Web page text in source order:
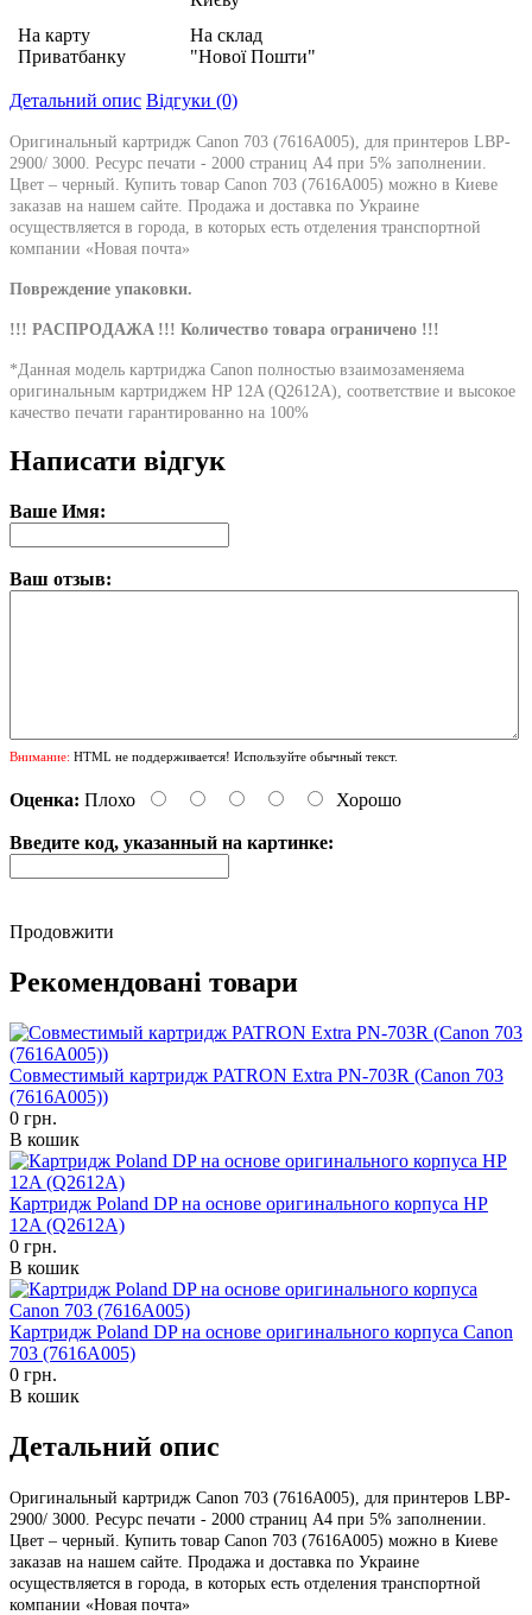
На карту
Приватбанку
На склад
"Нової Пошти"
Детальний опис Відгуки (0)
Оригинальный картридж Canon 703 (7616A005), для принтеров LBP-
2900/ 3000. Ресурс печати - 2000 страниц А4 при 5% заполнении.
Цвет – черный. Купить товар Canon 703 (7616A005) можно в Киеве
заказав на нашем сайте. Продажа и доставка по Украине
осуществляется в города, в которых есть отделения транспортной
компании «Новая почта»
Повреждение упаковки.
!!! PACПPOДAЖA !!! Количество товара ограничено !!!
*Данная модель картриджа Canon полностью взаимозаменяема
оригинальным картриджем HP 12A (Q2612A), соответствие и высокое
качество печати гарантированно на 100%
Написати відгук
Ваше Имя:
Ваш отзыв:
Внимание: HTML не поддерживается! Используйте обычный текст.
Оценка: Плохо Хорошо
Введите код, указанный на картинке:
Продовжити
Рекомендовані товари
Совместимый картридж PATRON Extra PN-703R (Canon 703
(7616A005))
0 грн.
В кошик
Картридж Poland DP на основе оригинального корпуса HP
12A (Q2612A)
0 грн.
В кошик
Картридж Poland DP на основе оригинального корпуса Canon
703 (7616A005)
0 грн.
В кошик
Детальний опис
Оригинальный картридж Canon 703 (7616A005), для принтеров LBP-
2900/ 3000. Ресурс печати - 2000 страниц А4 при 5% заполнении.
Цвет – черный. Купить товар Canon 703 (7616A005) можно в Киеве
заказав на нашем сайте. Продажа и доставка по Украине
осуществляется в города, в которых есть отделения транспортной
компании «Новая почта»